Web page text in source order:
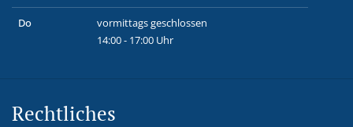
Do
vormittags geschlossen
14:00 - 17:00 Uhr
Rechtliches